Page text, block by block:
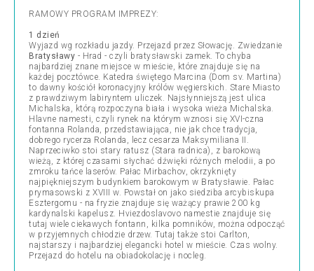
RAMOWY PROGRAM IMPREZY:
1 dzień
Wyjazd wg rozkładu jazdy. Przejazd przez Słowację. Zwiedzanie
Bratysławy - Hrad - czyli bratysławski zamek. To chyba
najbardziej znane miejsce w mieście, które znajduje się na
każdej pocztówce. Katedra świętego Marcina (Dom sv. Martina)
to dawny kościół koronacyjny królów węgierskich. Stare Miasto
z prawdziwym labiryntem uliczek. Najsłynniejszą jest ulica
Michalska, którą rozpoczyna biała i wysoka wieża Michalska.
Hlavne namesti, czyli rynek na którym wznosi się XVI-czna
fontanna Rolanda, przedstawiająca, nie jak chce tradycja,
dobrego rycerza Rolanda, lecz cesarza Maksymiliana II.
Naprzeciwko stoi stary ratusz (Stara radnica), z barokową
wieżą, z której czasami słychać dźwięki różnych melodii, a po
zmroku tańce laserów. Pałac Mirbachov, okrzyknięty
najpiękniejszym budynkiem barokowym w Bratysławie. Pałac
prymasowski z XVIII w. Powstał on jako siedziba arcybiskupa
Esztergomu - na fryzie znajduje się ważący prawie 200 kg
kardynalski kapelusz. Hviezdoslavovo namestie znajduje się
tutaj wiele ciekawych fontann, kilka pomników, można odpocząć
w przyjemnych chłodzie drzew. Tutaj także stoi Carlton,
najstarszy i najbardziej elegancki hotel w mieście. Czas wolny.
Przejazd do hotelu na obiadokolację i nocleg.